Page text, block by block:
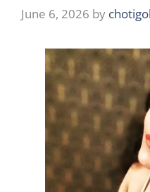
June 6, 2026 by